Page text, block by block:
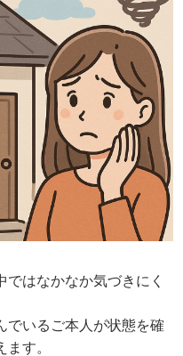
はなかなか気づきにく
でいるご本人が状態を確
す。